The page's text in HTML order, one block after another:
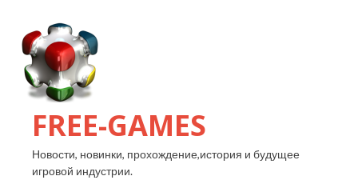
FREE-GAMES
Новости, новинки, прохождение,история и будущее
игровой индустрии.